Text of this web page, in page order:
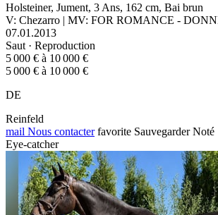
Holsteiner, Jument, 3 Ans, 162 cm, Bai brun
V: Chezarro | MV: FOR ROMANCE -
07.01.2013
Saut · Reproduction
5 000 € à 10 000 €
5 000 € à 10 000 €
DE
Reinfeld
mail Nous contacter favorite Sauvegarder Noté
Eye-catcher